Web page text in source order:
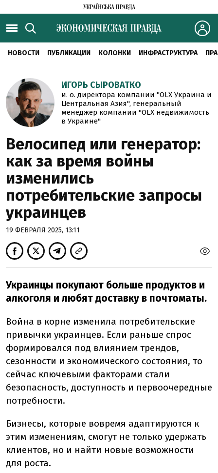
НОВОСТИ ПУБЛИКАЦИИ КОЛОНКИ ИНФРАСТРУКТУРА
ИГОРЬ СЫРОВАТКО
и. о. директора компании "OLX Украина и
Центральная Азия", генеральный
менеджер компании "OLX недвижимость
в Украине"
Велосипед или генератор:
как за время войны
изменились
потребительские запросы
украинцев
19 ФЕВРАЛЯ 2025, 13:11
Украинцы покупают больше продуктов и
алкоголя и любят доставку в почтоматы.
Война в корне изменила потребительские
привычки украинцев. Если раньше спрос
формировался под влиянием трендов,
сезонности и экономического состояния, то
сейчас ключевыми факторами стали
безопасность, доступность и первоочередные
потребности.
Бизнесы, которые вовремя адаптируются к
этим изменениям, смогут не только удержать
клиентов, но и найти новые возможности
для роста.